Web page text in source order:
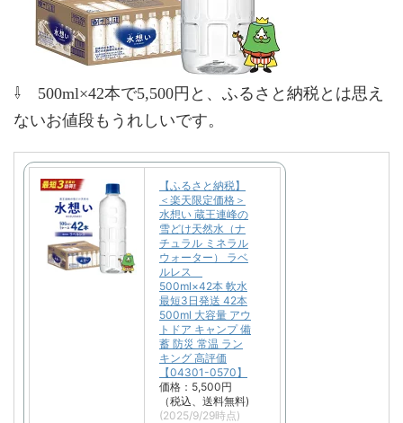
⇩ 500ml×42本で5,500円と、ふるさと納税とは思え
ないお値段もうれしいです。
【ふるさと納税】
＜楽天限定価格＞
水想い 蔵王連峰の
雪どけ天然水（ナ
チュラル ミネラル
ウォーター） ラベ
ルレス
500ml×42本 軟水
最短3日発送 42本
500ml 大容量 アウ
トドア キャンプ 備
蓄 防災 常温 ラン
キング 高評価
【04301-0570】
価格：5,500円
（税込、送料無料)
(2025/9/29時点)